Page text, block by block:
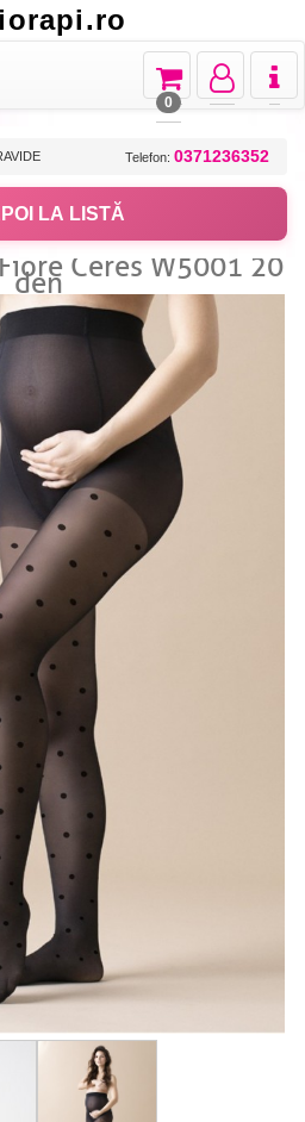
Toggle
Toggle
navigation
Toggle
navigation
0
Telefon: 0371236352
LA LISTĂ
Ceres W5001 20
den